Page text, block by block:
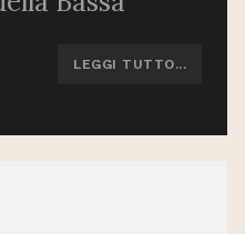
LEGGI TUTTO...